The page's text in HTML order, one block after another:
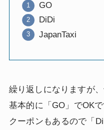
GO
DiDi
JapanTaxi
繰り返しになりますが
基本的に「GO」でOK
クーポンもあるので「